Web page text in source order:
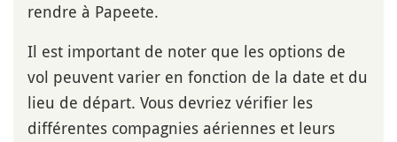
rendre à Papeete.
Il est important de noter que les options de
vol peuvent varier en fonction de la date et du
lieu de départ. Vous devriez vérifier les
différentes compagnies aériennes et leurs